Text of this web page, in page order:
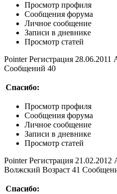
Просмотр профиля
Сообщения форума
Личное сообщение
Записи в дневнике
Просмотр статей
Pointer Регистрация
Сообщений 40
Спасибо:
Просмотр профиля
Сообщения форума
Личное сообщение
Записи в дневнике
Просмотр статей
Pointer Регистрация 21.02.2012
Волжский Возраст 41
Спасибо: